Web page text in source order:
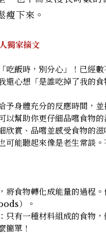
瘦下來。
獨家摘文
吃飯時，別分心」！已經
心想「是誰吃掉了我的
身體充分的反應時間，並
幫助你更仔細品嚐食物的
賞、品嚐並感受食物的
能聽起來像是老生常談
食物轉化成能量的過程。
）。
有一種材料組成的食物
簡單！